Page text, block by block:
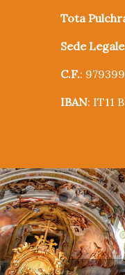
Tota
Sede Legale
C.F.:
IBAN: IT11